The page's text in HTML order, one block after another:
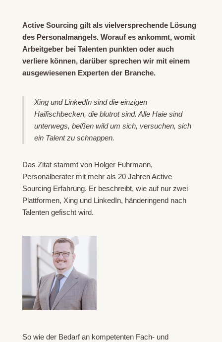
Active Sourcing gilt als vielversprechende Lösung
des Personalmangels. Worauf es ankommt, womit
Arbeitgeber bei Talenten punkten oder auch
verliere können, darüber sprechen wir mit einem
ausgewiesenen Experten der Branche.
Xing und LinkedIn sind die einzigen
Haifischbecken, die blutrot sind. Alle Haie sind
unterwegs, beißen wild um sich, versuchen, sich
ein Talent zu schnappen.
Das Zitat stammt von Holger Fuhrmann,
Personalberater mit mehr als 20 Jahren Active
Sourcing Erfahrung. Er beschreibt, wie auf nur zwei
Plattformen, Xing und LinkedIn, händeringend nach
Talenten gefischt wird.
So wie der Bedarf an kompetenten Fach- und